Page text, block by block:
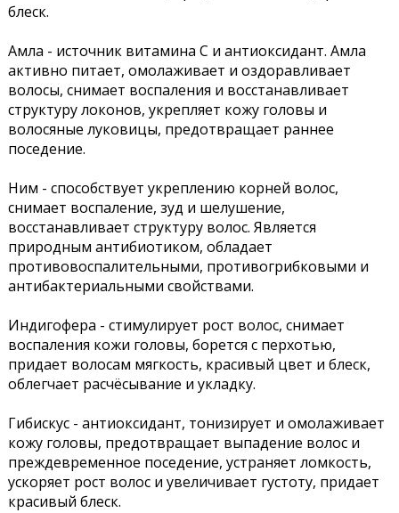
блеск.
Амла - источник витамина С и антиоксидант. Амла
активно питает, омолаживает и оздоравливает
волосы, снимает воспаления и восстанавливает
структуру локонов, укрепляет кожу головы и
волосяные луковицы, предотвращает раннее
поседение.
Ним - способствует укреплению корней волос,
снимает воспаление, зуд и шелушение,
восстанавливает структуру волос. Является
природным антибиотиком, обладает
противовоспалительными, противогрибковыми и
антибактериальными свойствами.
Индигофера - стимулирует рост волос, снимает
воспаления кожи головы, борется с перхотью,
придает волосам мягкость, красивый цвет и блеск,
облегчает расчёсывание и укладку.
Гибискус - антиоксидант, тонизирует и омолаживает
кожу головы, предотвращает выпадение волос и
преждевременное поседение, устраняет ломкость,
ускоряет рост волос и увеличивает густоту, придает
красивый блеск.